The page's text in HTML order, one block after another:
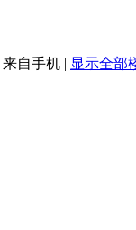
来自手机 | 显示全部